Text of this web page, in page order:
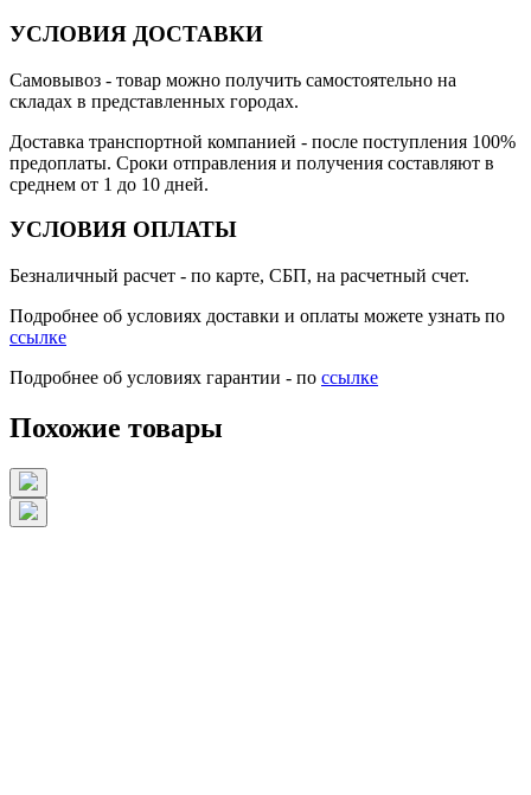
УСЛОВИЯ ДОСТАВКИ
Самовывоз - товар можно получить самостоятельно на
складах в представленных городах.
Доставка транспортной компанией - после поступления 100%
предоплаты. Сроки отправления и получения составляют в
среднем от 1 до 10 дней.
УСЛОВИЯ ОПЛАТЫ
Безналичный расчет - по карте, СБП, на расчетный счет.
Подробнее об условиях доставки и оплаты можете узнать по
ссылке
Подробнее об условиях гарантии - по ссылке
Похожие товары